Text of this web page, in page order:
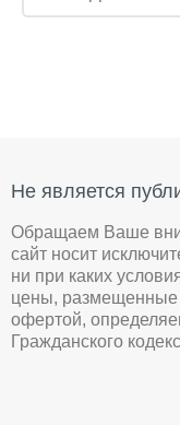
Не является
Обращаем Ваше
сайт носит
ни при каких
цены, размещенные
офертой,
Гражданского